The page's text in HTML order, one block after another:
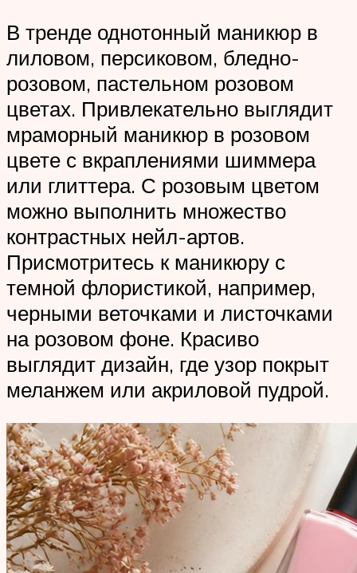
В тренде однотонный маникюр в
лиловом, персиковом, бледно-
розовом, пастельном розовом
цветах. Привлекательно выглядит
мраморный маникюр в розовом
цвете с вкраплениями шиммера
или глиттера. С розовым цветом
можно выполнить множество
контрастных нейл-артов.
Присмотритесь к маникюру с
темной флористикой, например,
черными веточками и листочками
на розовом фоне. Красиво
выглядит дизайн, где узор покрыт
меланжем или акриловой пудрой.